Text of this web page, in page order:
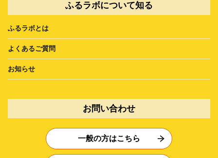
ふるラボについて知る
ふるラボとは
よくあるご質問
お知らせ
お問い合わせ
一般の方はこちら